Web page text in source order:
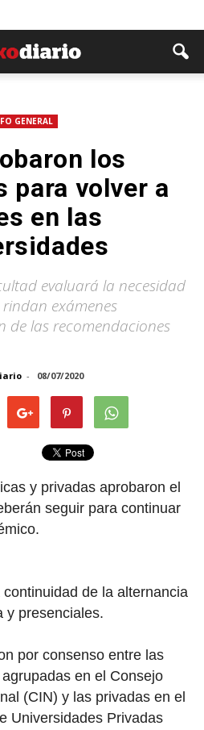
GENERAL
los
para volver a
en las
evaluará la necesidad
exámenes
de las recomendaciones
- 08/07/2020
y privadas aprobaron el
seguir para continuar
de la alternancia
y presenciales.
por consenso entre las
en el Consejo
(CIN) y las privadas en el
Universidades Privadas